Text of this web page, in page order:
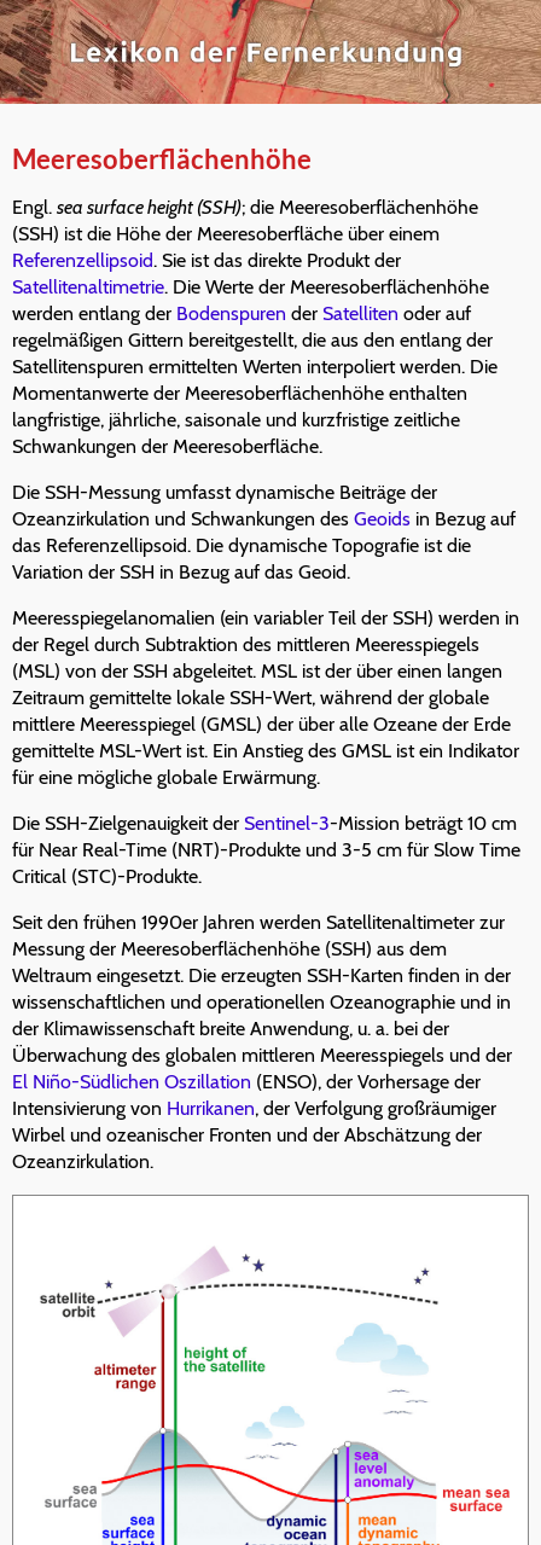
Meeresoberflächenhöhe
Engl. sea surface height (SSH); die Meeresoberflächenhöhe
(SSH) ist die Höhe der Meeresoberfläche über einem
Referenzellipsoid. Sie ist das direkte Produkt der
Satellitenaltimetrie. Die Werte der Meeresoberflächenhöhe
werden entlang der Bodenspuren der Satelliten oder auf
regelmäßigen Gittern bereitgestellt, die aus den entlang der
Satellitenspuren ermittelten Werten interpoliert werden. Die
Momentanwerte der Meeresoberflächenhöhe enthalten
langfristige, jährliche, saisonale und kurzfristige zeitliche
Schwankungen der Meeresoberfläche.
Die SSH-Messung umfasst dynamische Beiträge der
Ozeanzirkulation und Schwankungen des Geoids in Bezug auf
das Referenzellipsoid. Die dynamische Topografie ist die
Variation der SSH in Bezug auf das Geoid.
Meeresspiegelanomalien (ein variabler Teil der SSH) werden in
der Regel durch Subtraktion des mittleren Meeresspiegels
(MSL) von der SSH abgeleitet. MSL ist der über einen langen
Zeitraum gemittelte lokale SSH-Wert, während der globale
mittlere Meeresspiegel (GMSL) der über alle Ozeane der Erde
gemittelte MSL-Wert ist. Ein Anstieg des GMSL ist ein Indikator
für eine mögliche globale Erwärmung.
Die SSH-Zielgenauigkeit der Sentinel-3-Mission beträgt 10 cm
für Near Real-Time (NRT)-Produkte und 3-5 cm für Slow Time
Critical (STC)-Produkte.
Seit den frühen 1990er Jahren werden Satellitenaltimeter zur
Messung der Meeresoberflächenhöhe (SSH) aus dem
Weltraum eingesetzt. Die erzeugten SSH-Karten finden in der
wissenschaftlichen und operationellen Ozeanographie und in
der Klimawissenschaft breite Anwendung, u. a. bei der
Überwachung des globalen mittleren Meeresspiegels und der
El Niño-Südlichen Oszillation (ENSO), der Vorhersage der
Intensivierung von Hurrikanen, der Verfolgung großräumiger
Wirbel und ozeanischer Fronten und der Abschätzung der
Ozeanzirkulation.